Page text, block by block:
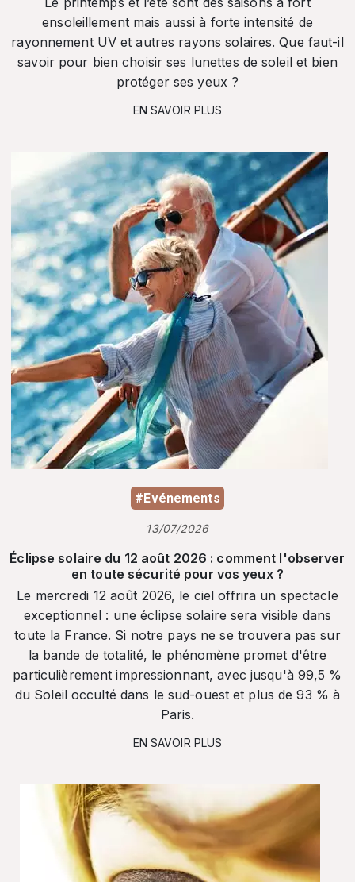
ensoleillement mais aussi à forte intensité de
rayonnement UV et autres rayons solaires. Que faut-il
savoir pour bien choisir ses lunettes de soleil et bien
protéger ses yeux ?
EN SAVOIR PLUS
#Evénements
13/07/2026
Éclipse solaire du 12 août 2026 : comment l'observer
en toute sécurité pour vos yeux ?
Le mercredi 12 août 2026, le ciel offrira un spectacle
exceptionnel : une éclipse solaire sera visible dans
toute la France. Si notre pays ne se trouvera pas sur
la bande de totalité, le phénomène promet d'être
particulièrement impressionnant, avec jusqu'à 99,5 %
du Soleil occulté dans le sud-ouest et plus de 93 % à
Paris.
EN SAVOIR PLUS